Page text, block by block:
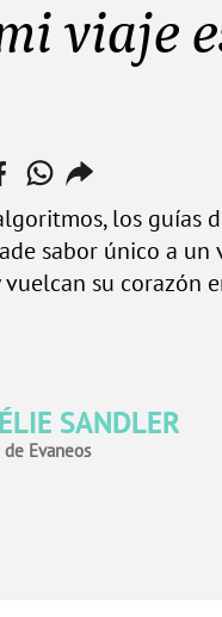
viaje
whatsapp
web
copiar
enlace
los guías
sabor único a un
su corazón
SANDLER
de Evaneos